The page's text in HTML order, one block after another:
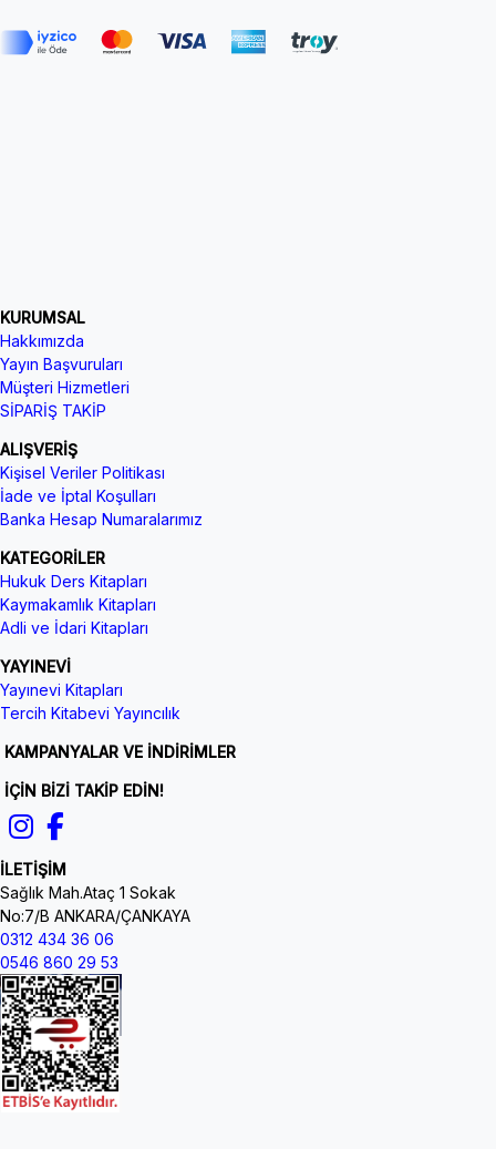
KURUMSAL
Hakkımızda
Yayın Başvuruları
Müşteri Hizmetleri
SİPARİŞ TAKİP
ALIŞVERİŞ
Kişisel Veriler Politikası
İade ve İptal Koşulları
Banka Hesap Numaralarımız
KATEGORİLER
Hukuk Ders Kitapları
Kaymakamlık Kitapları
Adli ve İdari Kitapları
YAYINEVİ
Yayınevi Kitapları
Tercih Kitabevi Yayıncılık
KAMPANYALAR VE İNDİRİMLER
İÇİN BİZİ TAKİP EDİN!
İLETİŞİM
Sağlık Mah.Ataç 1 Sokak
No:7/B ANKARA/ÇANKAYA
0312 434 36 06
0546 860 29 53